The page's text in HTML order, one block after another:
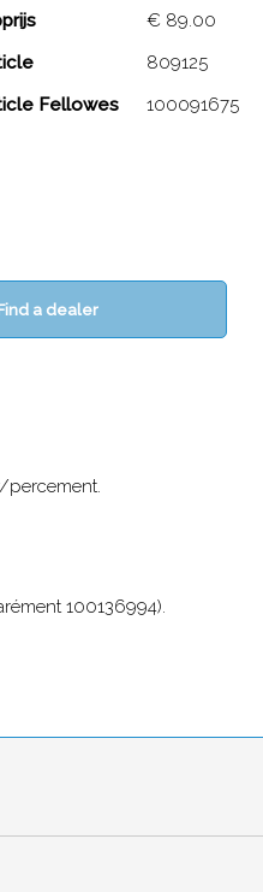
€ 89.00
809125
Fellowes
100091675
a dealer
percement.
100136994).